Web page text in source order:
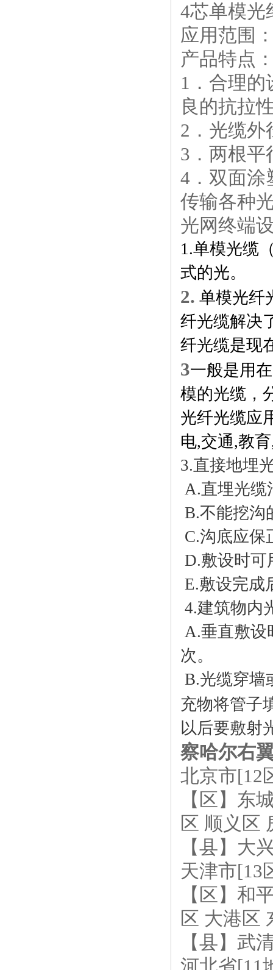
4芯单模
应用范围
产品特点
1．合理
良的抗拉
2．光缆外
3．两根平
4．双面涂
传输各种
光网终端
1.单模光缆
式的光。
2. 单模光纤
纤光缆解决
纤光缆是现
3一般是用
模的光缆，
光纤光缆应
电,交通,教
3.直接地埋
A.直埋光缆
B.不能挖沟
C.沟底应保
D.敷设时可
E.敷设完成
4.建筑物内
A.垂直敷设
次。
B.光缆穿墙
充物将管
以后要敷射
察哈尔右
北京市[12
【区】东
区 顺义区
【县】大
天津市[13
【区】和
区 大港区
【县】武